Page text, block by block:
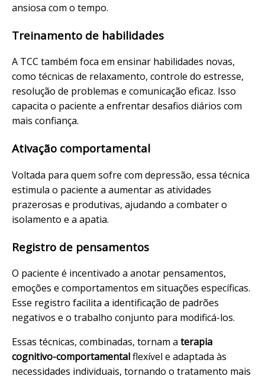
ansiosa com o tempo.
Treinamento de habilidades
A TCC também foca em ensinar habilidades novas,
como técnicas de relaxamento, controle do estresse,
resolução de problemas e comunicação eficaz. Isso
capacita o paciente a enfrentar desafios diários com
mais confiança.
Ativação comportamental
Voltada para quem sofre com depressão, essa técnica
estimula o paciente a aumentar as atividades
prazerosas e produtivas, ajudando a combater o
isolamento e a apatia.
Registro de pensamentos
O paciente é incentivado a anotar pensamentos,
emoções e comportamentos em situações específicas.
Esse registro facilita a identificação de padrões
negativos e o trabalho conjunto para modificá-los.
Essas técnicas, combinadas, tornam a terapia
cognitivo-comportamentalflexível e adaptada às
necessidades individuais, tornando o tratamento mais